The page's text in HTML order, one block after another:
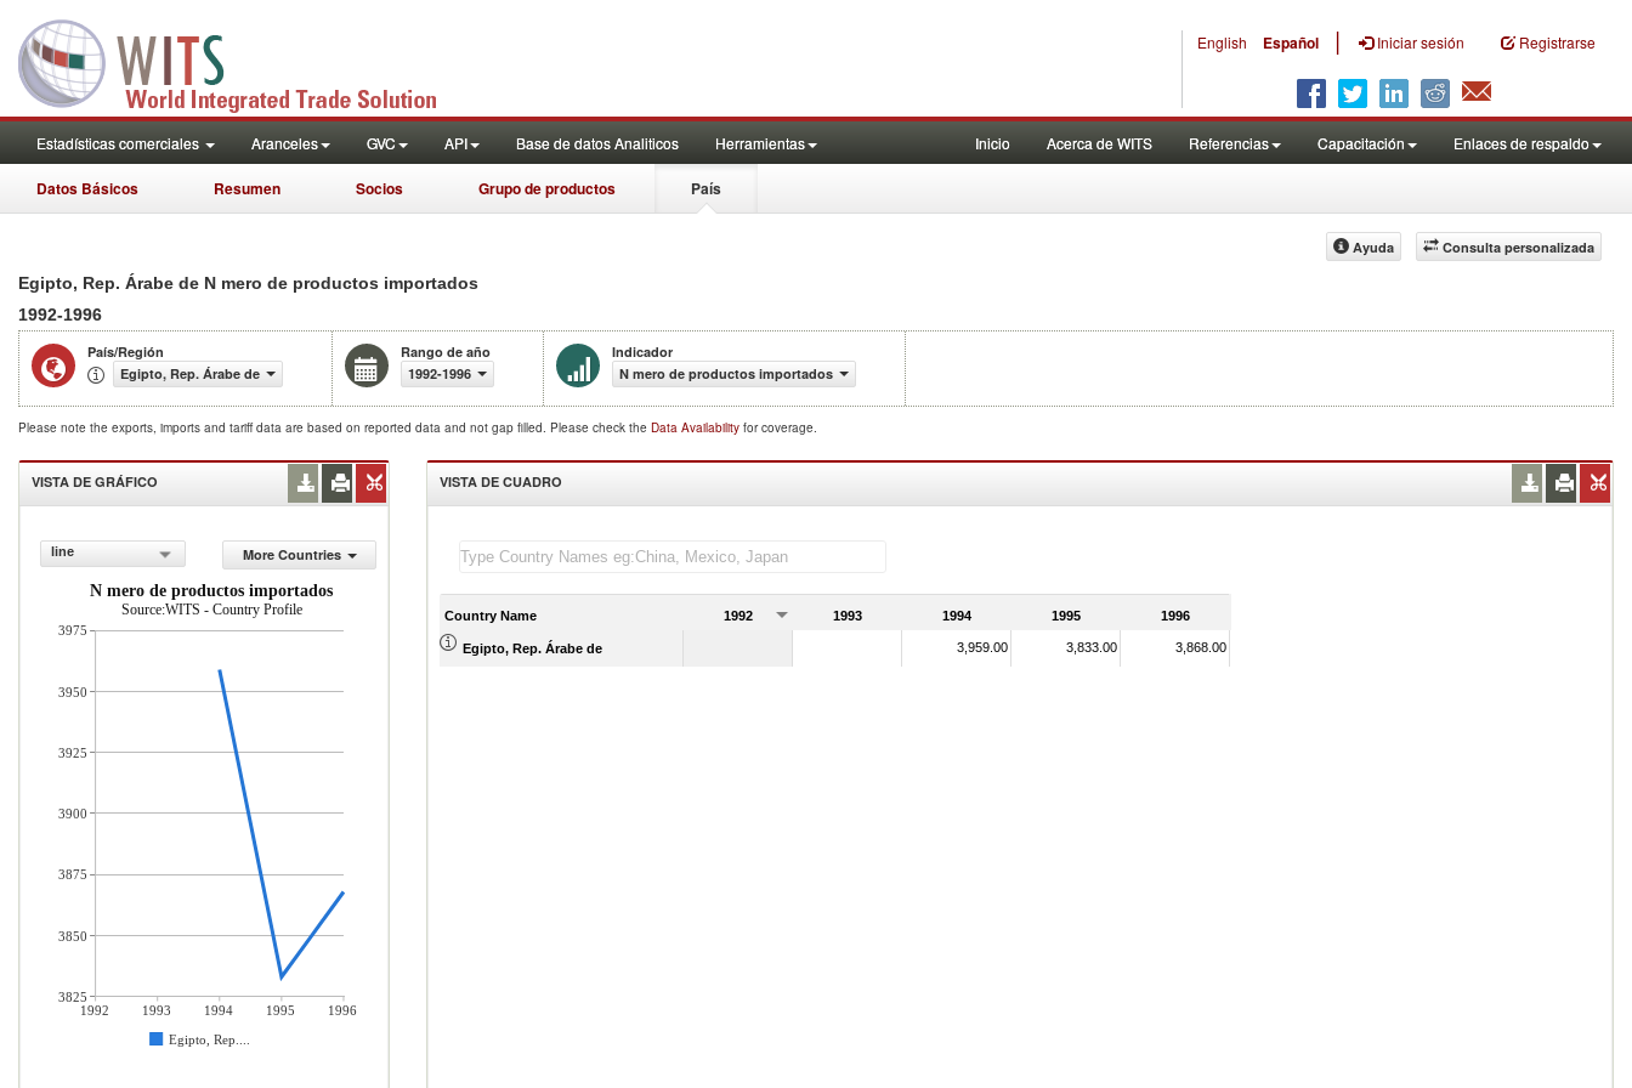
English Español | Iniciar sesión Registrarse
Estadísticas comerciales Aranceles GVC API Base de datos Analiticos Herramientas Inicio Acerca de WITS Referencias Capacitación Enlaces de respaldo
Datos Básicos Resumen Socios Grupo de productos País
Consulta personalizada
Ayuda
Egipto, Rep. Árabe de N mero de productos importados
1992-1996
País/Región
Egipto, Rep. Árabe de
Rango de año
1992-1996
Indicador
N mero de productos importados
Please note the exports, imports and tariff data are based on reported data and not gap filled. Please check the Data Availability for coverage.
VISTA DE GRÁFICO
line
More Countries
N mero de productos importados
Source:WITS - Country Profile
1992 1993 1994 1995
1996
Egipto, Rep....
3975
3950
3925
3900
3875
3850
3825
VISTA DE CUADRO
Country Name 1992 1993 1994 1995 1996
Egipto, Rep. Árabe de 3,959.00 3,833.00 3,868.00